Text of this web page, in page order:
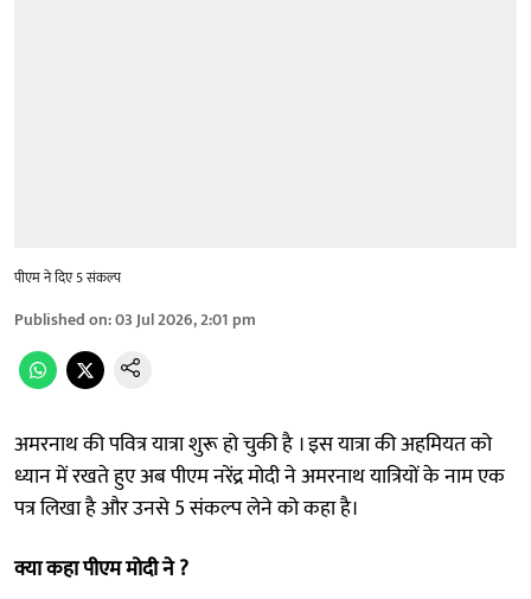
पीएम ने दिए 5 संकल्प
Published on:03 Jul 2026, 2:01 pm
अमरनाथ की पवित्र यात्रा शुरू हो चुकी है । इस यात्रा की अहमियत को
ध्यान में रखते हुए अब पीएम नरेंद्र मोदी ने अमरनाथ यात्रियों के नाम एक
पत्र लिखा है और उनसे 5 संकल्प लेने को कहा है।
क्या कहा पीएम मोदी ने ?